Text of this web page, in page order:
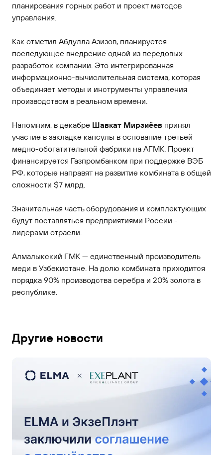
планирования горных работ и проект методов
управления.
Как отметил Абдулла Азизов, планируется
последующее внедрение одной из передовых
разработок компании. Это интегрированная
информационно-вычислительная система, которая
объединяет методы и инструменты управления
производством в реальном времени.
Напомним, в декабре Шавкат Мирзиёев принял
участие в закладке капсулы в основание третьей
медно-обогатительной фабрики на АГМК. Проект
финансируется Газпромбанком при поддержке ВЭБ
РФ, которые направят на развитие комбината в общей
сложности $7 млрд.
Значительная часть оборудования и комплектующих
будут поставляться предприятиями России -
лидерами отрасли.
Алмалыкский ГМК — единственный производитель
меди в Узбекистане. На долю комбината приходится
порядка 90% производства серебра и 20% золота в
республике.
Другие новости